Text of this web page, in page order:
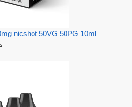
nicshot 50VG 50PG 10ml